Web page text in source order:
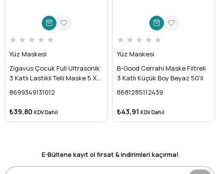
★ ★ ★ ★ ★
Yüz Maskesi
Zigavus Çocuk Full Ultrasonik
3 Katlı Lastikli Telli Maske 5 X
8699349131012
₺39,80 KDV Dahil
★ ★ ★ ★ ★
Yüz Maskesi
B-Good Cerrahi Maske Filtreli
3 Katlı Küçük Boy Beyaz 50'li
8681285112439
₺43,91 KDV Dahil
E-Bültene kayıt ol fırsat & indirimleri kaçırma!